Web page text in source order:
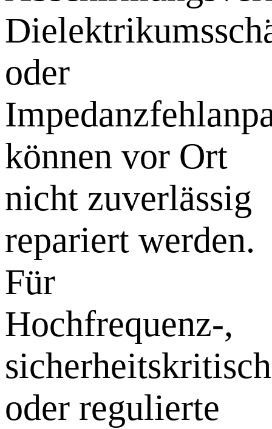
oder
können vor Ort
nicht zuverlässig
repariert werden.
Für
Hochfrequenz-,
oder regulierte